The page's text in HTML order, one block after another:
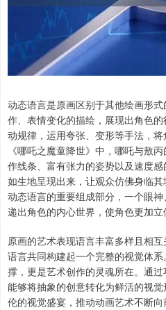
动态语言是原画区别于其他绘画形
作、表情变化的描绘，展现出角色
动规律，运用夸张、变形等手法，
《哪吒之魔童降世》中，哪吒与敖
作线条、富有张力的姿势以及速度
如生地呈现出来，让观众仿佛身临
动态语言的重要组成部分，一个眼
递出角色的内心世界，使角色更加立
原画的艺术表现语言丰富多样且相
语言共同构建起一个完整的视觉体
撑，更是艺术创作的灵魂所在。通
能够将抽象的创意转化为鲜活的视
伦的视觉盛宴，推动动画艺术不断向